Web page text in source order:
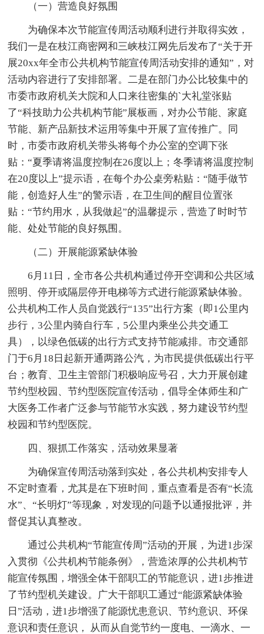
（一）营造良好氛围
为确保本次节能宣传周活动顺利进行并取得实效，
我们一是在枝江商密网和三峡枝江网先后发布了“关于开
展20xx年全市公共机构节能宣传周活动安排的通知”，对
活动内容进行了安排部署。二是在部门办公比较集中的
市委市政府机关大院和人口来往密集的`大礼堂张贴
了“科技助力公共机构节能”展板画，对办公节能、家庭
节能、新产品新技术运用等集中开展了宣传推广。同
时，市委市政府机关带头将每个办公室的空调下张
贴：“夏季请将温度控制在26度以上；冬季请将温度控制
在20度以上”提示语，在每个办公桌旁粘贴：“随手做节
能，创造好人生”的警示语，在卫生间的醒目位置张
贴：“节约用水，从我做起”的温馨提示，营造了时时节
能、处处节能的良好氛围。
（二）开展能源紧缺体验
6月11日，全市各公共机构通过停开空调和公共区域
照明、停开或隔层停开电梯等方式进行能源紧缺体验。
公共机构工作人员自觉践行“135”出行方案（即1公里内
步行，3公里内骑自行车，5公里内乘坐公共交通工
具），以绿色低碳的出行方式支持节能减排。市交通部
门于6月18日起新开通两路公汽，为市民提供低碳出行平
台；教育、卫生主管部门积极响应号召，大力开展创建
节约型校园、节约型医院宣传活动，倡导全体师生和广
大医务工作者广泛参与节能节水实践，努力建设节约型
校园和节约型医院。
四、狠抓工作落实，活动效果显著
为确保宣传周活动落到实处，各公共机构安排专人
不定时查看，尤其是在下班时间，重点查看是否有“长流
水”、“长明灯”等现象，对发现的问题予以通报批评，并
督促其认真整改。
通过公共机构“节能宣传周”活动的开展，为进1步深
入贯彻《公共机构节能条例》，营造浓厚的公共机构节
能宣传氛围，增强全体干部职工的节能意识，进1步推进
了节约型机关建设。广大干部职工通过“能源紧缺体验
日”活动，进1步增强了能源忧患意识、节约意识、环保
意识和责任意识， 从而从自觉节约一度电、一滴水、一